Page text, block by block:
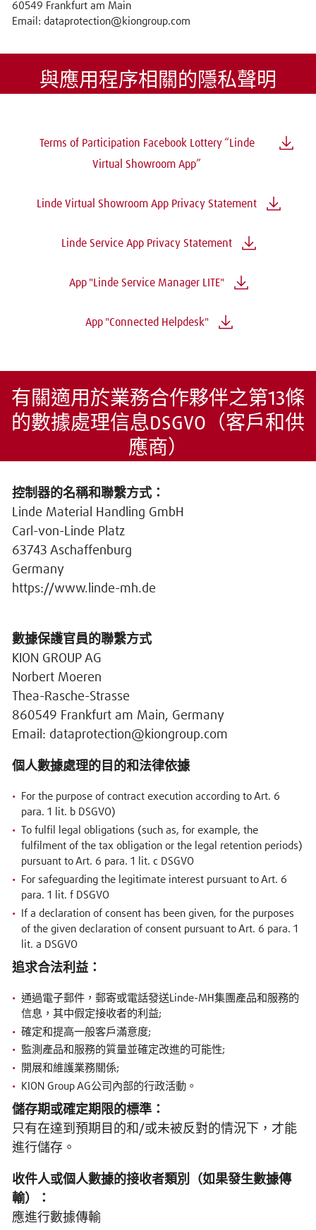
60549 Frankfurt am Main
Email: dataprotection@kiongroup.com
與應用程序相關的隱私聲明
Terms of Participation Facebook Lottery “Linde
Virtual Showroom App”
Linde Virtual Showroom App Privacy Statement
Linde Service App Privacy Statement
App "Linde Service Manager LITE"
App "Connected Helpdesk"
有關適用於業務合作夥伴之第13條
的數據處理信息DSGVO（客戶和供
應商）
控制器的名稱和聯繫方式：
Linde Material Handling GmbH
Carl-von-Linde Platz
63743 Aschaffenburg
Germany
https://www.linde-mh.de
數據保護官員的聯繫方式
KION GROUP AG
Norbert Moeren
Thea-Rasche-Strasse
860549 Frankfurt am Main, Germany
Email: dataprotection@kiongroup.com
個人數據處理的目的和法律依據
For the purpose of contract execution according to Art. 6
para. 1 lit. b DSGVO)
To fulfil legal obligations (such as, for example, the
fulfilment of the tax obligation or the legal retention periods)
pursuant to Art. 6 para. 1 lit. c DSGVO
For safeguarding the legitimate interest pursuant to Art. 6
para. 1 lit. f DSGVO
If a declaration of consent has been given, for the purposes
of the given declaration of consent pursuant to Art. 6 para. 1
lit. a DSGVO
追求合法利益：
通過電子郵件，郵寄或電話發送Linde-MH集團產品和服務的
信息，其中假定接收者的利益;
確定和提高一般客戶滿意度;
監測產品和服務的質量並確定改進的可能性;
開展和維護業務關係;
KION Group AG公司內部的行政活動。
儲存期或確定期限的標準：
只有在達到預期目的和/或未被反對的情況下，才能
進行儲存。
收件人或個人數據的接收者類別（如果發生數據傳
輸）：
應進行數據傳輸